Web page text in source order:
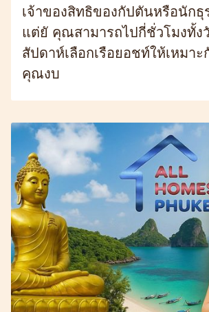
เจ้าของสิทธิของกัปตันหรือนักธุ
แต่ยั คุณสามารถไปกี่ชั่วโมงทั้ง
สัปดาห์เลือกเรือยอชท์ให้เหมา
คุณงบ